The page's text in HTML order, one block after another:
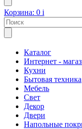
Корзина: 0 i
Каталог
Интернет -
Кухни
Бытовая техника
Мебель
Свет
Декор
Двери
Напольные